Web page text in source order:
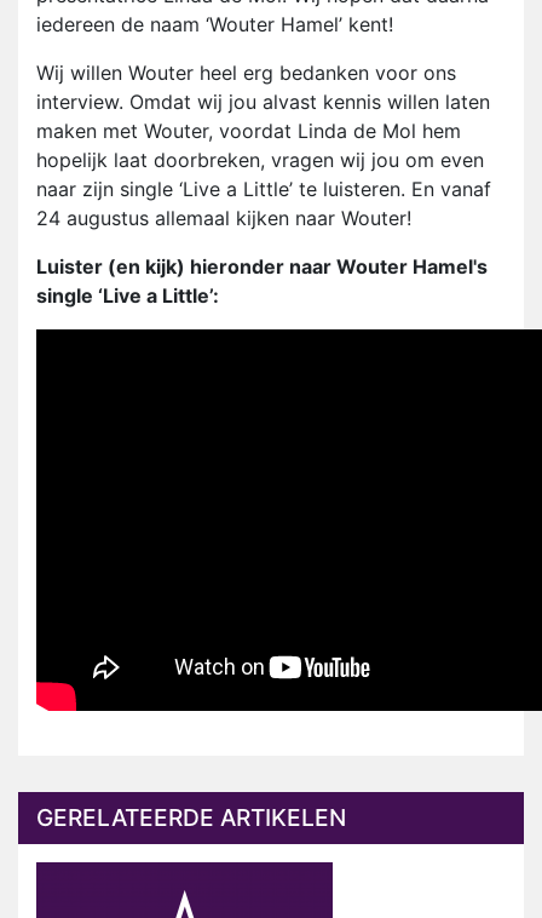
iedereen de naam ‘Wouter Hamel’ kent!
Wij willen Wouter heel erg bedanken voor ons
interview. Omdat wij jou alvast kennis willen laten
maken met Wouter, voordat Linda de Mol hem
hopelijk laat doorbreken, vragen wij jou om even
naar zijn single ‘Live a Little’ te luisteren. En vanaf
24 augustus allemaal kijken naar Wouter!
Luister (en kijk) hieronder naar Wouter Hamel's
single ‘Live a Little’:
GERELATEERDE ARTIKELEN